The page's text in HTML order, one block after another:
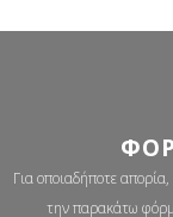
Για οποιαδήποτε
την παρακάτω